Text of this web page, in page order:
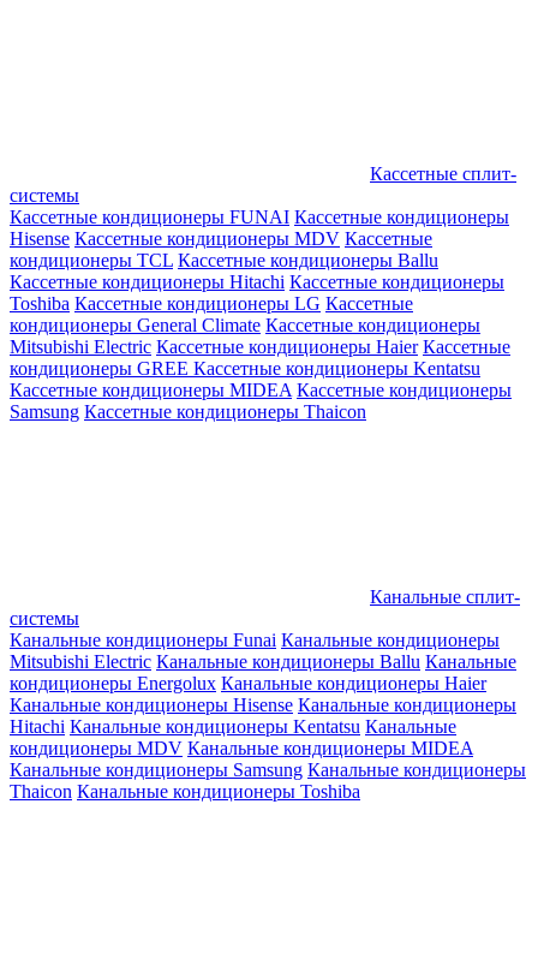
Кассетные сплит-
системы
Кассетные кондиционеры FUNAI Кассетные кондиционеры
Hisense Кассетные кондиционеры MDV Кассетные
кондиционеры TCL Кассетные кондиционеры Ballu
Кассетные кондиционеры Hitachi Кассетные кондиционеры
Toshiba Кассетные кондиционеры LG Кассетные
кондиционеры General Climate Кассетные кондиционеры
Mitsubishi Electric Кассетные кондиционеры Haier Кассетные
кондиционеры GREE Кассетные кондиционеры Kentatsu
Кассетные кондиционеры MIDEA Кассетные кондиционеры
Samsung Кассетные кондиционеры Thaicon
Канальные сплит-
системы
Канальные кондиционеры Funai Канальные кондиционеры
Mitsubishi Electric Канальные кондиционеры Ballu Канальные
кондиционеры Energolux Канальные кондиционеры Haier
Канальные кондиционеры Hisense Канальные кондиционеры
Hitachi Канальные кондиционеры Kentatsu Канальные
кондиционеры MDV Канальные кондиционеры MIDEA
Канальные кондиционеры Samsung Канальные кондиционеры
Thaicon Канальные кондиционеры Toshiba